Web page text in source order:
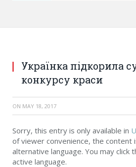
Українка підкорила
конкурсу краси
ON MAY 18, 2017
Sorry, this entry is only available in
of viewer convenience, the content
alternative language. You may click
active language.